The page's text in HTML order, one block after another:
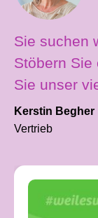
Sie suchen
Stöbern Sie
Sie unser
Kerstin Begher
Vertrieb
Produktgalerie